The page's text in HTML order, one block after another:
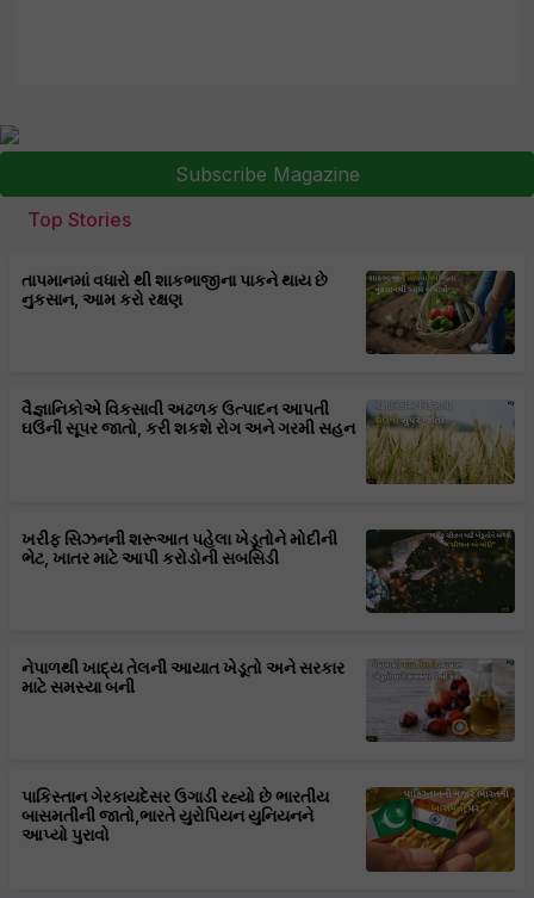
Subscribe Magazine
Top Stories
તાપમાનમાં વધારો થી શાકભાજીના પાકને થાય છે
નુકસાન, આમ કરો રક્ષણ
વૈજ્ઞાનિકોએ વિકસાવી અઢળક ઉત્પાદન આપતી
ઘઉંની સૂપર જાતો, કરી શકશે રોગ અને ગરમી સહન
ખરીફ સિઝનની શરૂઆત પહેલા ખેડૂતોને મોદીની
ભેટ, ખાતર માટે આપી કરોડોની સબસિડી
નેપાળથી ખાદ્ય તેલની આયાત ખેડૂતો અને સરકાર
માટે સમસ્યા બની
પાકિસ્તાન ગેરકાયદેસર ઉગાડી રહ્યો છે ભારતીય
બાસમતીની જાતો,ભારતે યુરોપિયન યુનિયનને
આપ્યો પુરાવો